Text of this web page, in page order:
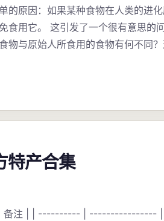
的原因：如果某种食物在人类的进
食用它。 这引发了一个很有意思的
物与原始人所食用的食物有何不同
特产合集
| 备注 | | ---------- |